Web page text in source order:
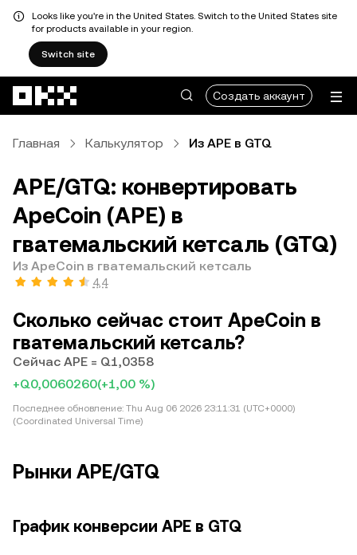
Looks like you're in the United States. Switch to the United States site
for products available in your region.
Switch site
Создать аккаунт
Главная Калькулятор Из APE в GTQ
APE/GTQ: конвертировать
ApeCoin (APE) в
гватемальский кетсаль (GTQ)
Из ApeCoin в гватемальский кетсаль
4,4
Сколько сейчас стоит ApeCoin в
гватемальский кетсаль?
Сейчас APE = Q1,0358
+Q0,0060260(+1,00 %)
Последнее обновление: Thu Aug 06 2026 23:11:31 (UTC+0000)
(Coordinated Universal Time)
Рынки APE/GTQ
График конверсии APE в GTQ